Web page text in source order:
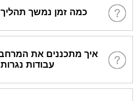
כמה זמן נמשך
איך מתכננים את
עבודות